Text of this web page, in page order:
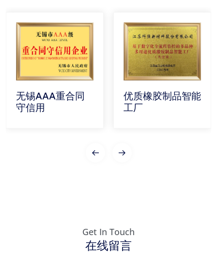
无锡AAA重合同
守信用
优质橡胶制品智能
工厂
Get In Touch
在线留言